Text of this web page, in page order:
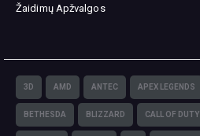
Žaidimų Apžvalgos
3D AMD ANTEC APEX LEGENDS
BETHESDA BLIZZARD CALL OF DUTY